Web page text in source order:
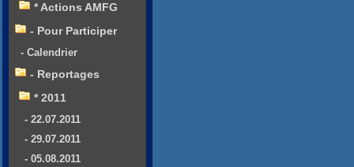
* Actions AMFG
- Pour Participer
- Calendrier
- Reportages
* 2011
- 22.07.2011
- 29.07.2011
- 05.08.2011